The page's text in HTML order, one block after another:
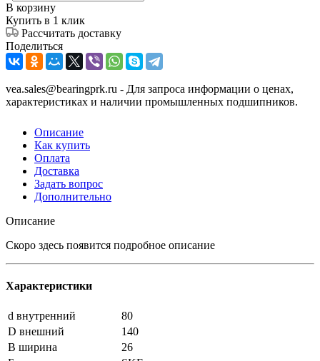
В корзину
Купить в 1 клик
Рассчитать доставку
Поделиться
vea.sales@bearingprk.ru - Для запроса информации о ценах,
характеристиках и наличии промышленных подшипников.
Описание
Как купить
Оплата
Доставка
Задать вопрос
Дополнительно
Описание
Скоро здесь появится подробное описание
Характеристики
d внутренний
80
D внешний
140
B ширина
26